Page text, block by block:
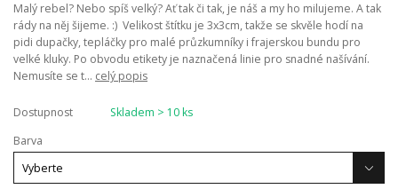
Malý rebel? Nebo spíš velký? Ať tak či tak, je náš a my ho milujeme. A tak
rády na něj šijeme. :) Velikost štítku je 3x3cm, takže se skvěle hodí na
pidi dupačky, tepláčky pro malé průzkumníky i frajerskou bundu pro
velké kluky. Po obvodu etikety je naznačená linie pro snadné našívání.
Nemusíte se t... celý popis
Dostupnost
Skladem > 10 ks
Barva